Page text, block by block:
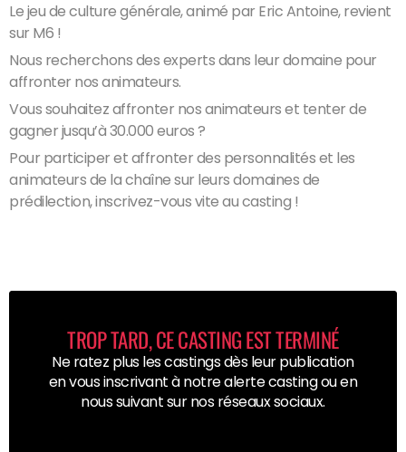
Le jeu de culture générale, animé par Eric Antoine, revient
sur M6 !
Nous recherchons des experts dans leur domaine pour
affronter nos animateurs.
Vous souhaitez affronter nos animateurs et tenter de
gagner jusqu’à 30.000 euros ?
Pour participer et affronter des personnalités et les
animateurs de la chaîne sur leurs domaines de
prédilection, inscrivez-vous vite au casting !
TROP TARD, CE CASTING EST TERMINÉ
Ne ratez plus les castings dès leur publication
en vous inscrivant à notre alerte casting ou en
nous suivant sur nos réseaux sociaux.